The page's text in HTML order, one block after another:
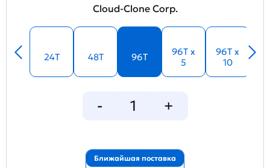
Cloud-Clone Corp.
24T 48T 96T
96T x
5
96T x
10
Ближайшая поставка